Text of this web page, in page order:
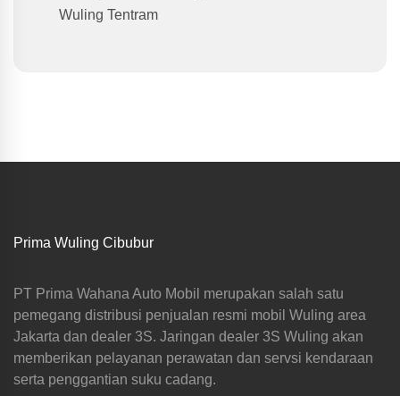
Wuling Tentram
Prima Wuling Cibubur
PT Prima Wahana Auto Mobil merupakan salah satu
pemegang distribusi penjualan resmi mobil Wuling area
Jakarta dan dealer 3S. Jaringan dealer 3S Wuling akan
memberikan pelayanan perawatan dan servsi kendaraan
serta penggantian suku cadang.